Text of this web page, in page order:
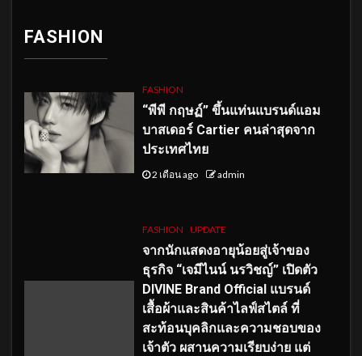
FASHION
FASHION
“พีพี กฤษฏ์” ขึ้นแท่นแบรนด์แอม
บาสเดอร์ Cartier คนล่าสุดจาก
ประเทศไทย
2 เดือน ago admin
FASHION UPDATE
จากนักแสดงอายุน้อยสู่เจ้าของ
ธุรกิจ “เจมีไนน์ นรวิชญ์” เปิดตัว
DIVINE Brand Official แบรนด์
เสื้อผ้าและสินค้าไลฟ์สไตล์ ที่
สะท้อนบุคลิกและความชอบของ
เจ้าตัว ผสานความเรียบง่าย แต่